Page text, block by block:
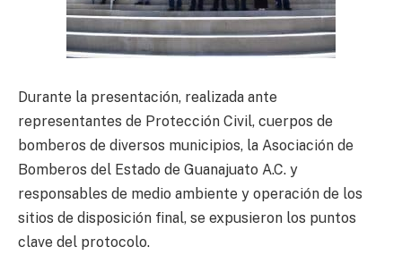
Durante la presentación, realizada ante
representantes de Protección Civil, cuerpos de
bomberos de diversos municipios, la Asociación de
Bomberos del Estado de Guanajuato A.C. y
responsables de medio ambiente y operación de los
sitios de disposición final, se expusieron los puntos
clave del protocolo.